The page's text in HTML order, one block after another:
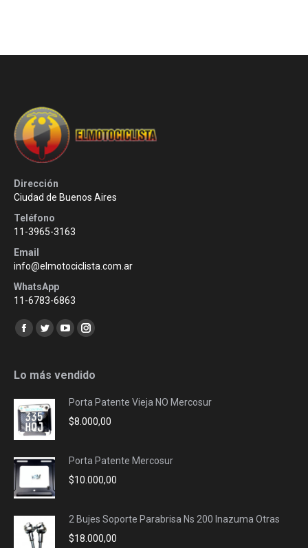
Dirección
Ciudad de Buenos Aires
Teléfono
11-3965-3163
Email
info@elmotociclista.com.ar
WhatsApp
11-6783-6863
Encuéntranos en:
Facebook
opens
new
window
Twitter
opens
new
window
YouTube
opens
new
window
Instagram
opens
new
window
Lo más vendido
Porta Patente Vieja NO Mercosur
$8.000,00
Porta Patente Mercosur
$10.000,00
2 Bujes Soporte Parabrisa Ns 200 Inazuma Otras
$18.000,00